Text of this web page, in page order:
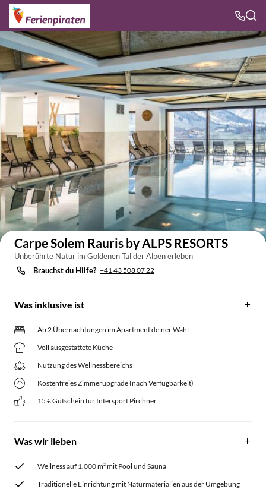
Auf der Karte anzeigen
Carpe Solem Rauris by ALPS RESORTS
Unberührte Natur im Goldenen Tal der Alpen erleben
Brauchst du Hilfe? +41 43 508 07 22
Was inklusive ist
Ab 2 Übernachtungen im Apartment deiner Wahl
Voll ausgestattete Küche
Nutzung des Wellnessbereichs
Kostenfreies Zimmerupgrade (nach Verfügbarkeit)
15 € Gutschein für Intersport Pirchner
Was wir lieben
Wellness auf 1.000 m² mit Pool und Sauna
Traditionelle Einrichtung mit Naturmaterialien aus der Umgebung